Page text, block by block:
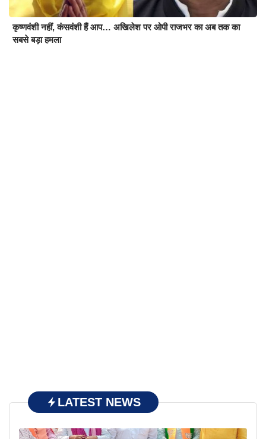
कृष्णवंशी नहीं, कंसवंशी हैं आप… अखिलेश पर ओपी राजभर का अब तक का
सबसे बड़ा हमला
LATEST NEWS